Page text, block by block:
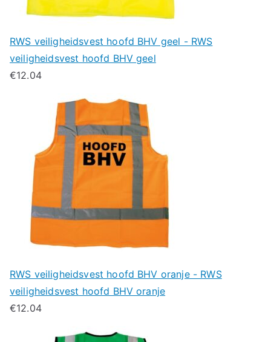
RWS veiligheidsvest hoofd BHV geel - RWS
veiligheidsvest hoofd BHV geel
€12.04
RWS veiligheidsvest hoofd BHV oranje - RWS
veiligheidsvest hoofd BHV oranje
€12.04